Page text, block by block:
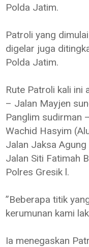
Polda Jatim.
Patroli yang
digelar juga
Polda Jatim.
Rute Patroli kali ini
– Jalan Mayjen
Panglim sudirman
Wachid Hasyim
Jalan Jaksa
Jalan Siti Fatimah
Polres Gresik l.
”Beberapa titik
kerumunan kami
Ia menegaskan